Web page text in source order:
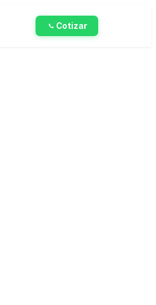
Cotizar